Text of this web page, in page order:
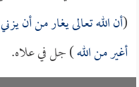
(أن الله تعالى يغار من أن
أغير من الله) جل في علاه.